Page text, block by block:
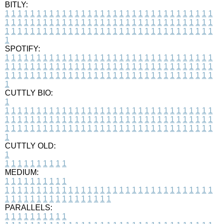
BITLY:
1 1 1 1 1 1 1 1 1 1 1 1 1 1 1 1 1 1 1 1 1 1 1 1 1 1 1 1 1 1 1 1 1
1 1 1 1 1 1 1 1 1 1 1 1 1 1 1 1 1 1 1 1 1 1 1 1 1 1 1 1 1 1 1 1 1
1 1 1 1 1 1 1 1 1 1 1 1 1 1 1 1 1 1 1 1 1 1 1 1 1 1 1 1 1 1 1 1 1
1
SPOTIFY:
1 1 1 1 1 1 1 1 1 1 1 1 1 1 1 1 1 1 1 1 1 1 1 1 1 1 1 1 1 1 1 1 1
1 1 1 1 1 1 1 1 1 1 1 1 1 1 1 1 1 1 1 1 1 1 1 1 1 1 1 1 1 1 1 1 1
1 1 1 1 1 1 1 1 1 1 1 1 1 1 1 1 1 1 1 1 1 1 1 1 1 1 1 1 1 1 1 1 1
1
CUTTLY BIO:
1
1 1 1 1 1 1 1 1 1 1 1 1 1 1 1 1 1 1 1 1 1 1 1 1 1 1 1 1 1 1 1 1 1
1 1 1 1 1 1 1 1 1 1 1 1 1 1 1 1 1 1 1 1 1 1 1 1 1 1 1 1 1 1 1 1 1
1 1 1 1 1 1 1 1 1 1 1 1 1 1 1 1 1 1 1 1 1 1 1 1 1 1 1 1 1 1 1 1 1
1
CUTTLY OLD:
1
1 1 1 1 1 1 1 1 1 1
MEDIUM:
1 1 1 1 1 1 1 1 1 1
1 1 1 1 1 1 1 1 1 1 1 1 1 1 1 1 1 1 1 1 1 1 1 1 1 1 1 1 1 1 1 1 1
1 1 1 1 1 1 1 1 1 1 1 1 1 1 1 1 1
PARALLELS:
1 1 1 1 1 1 1 1 1 1